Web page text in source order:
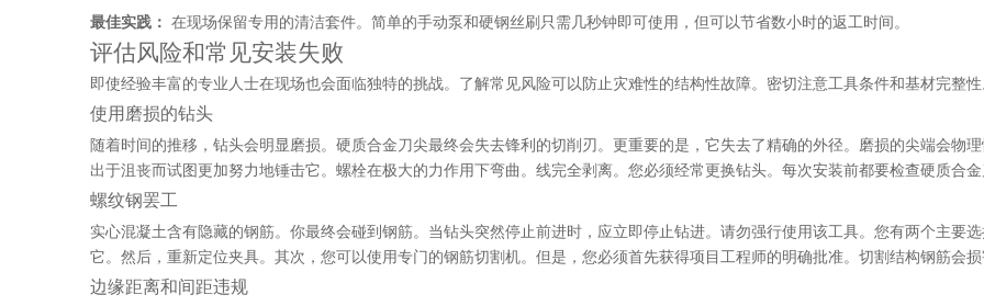
最佳实践： 在现场保留专用的清洁套件。简单的手动泵和硬钢丝刷只需几秒钟即可使用，但可以节省数小时的返工时间。
评估风险和常见安装失败
即使经验丰富的专业人士在现场也会面临独特的挑战。了解常见风险可以防止灾难性的结构性故障。密切注意工具条件和基材完整性
使用磨损的钻头
随着时间的推移，钻头会明显磨损。硬质合金刀尖最终会失去锋利的切削刃。更重要的是，它失去了精确的外径。磨损的尖端会物
出于沮丧而试图更加努力地锤击它。螺栓在极大的力作用下弯曲。线完全剥离。您必须经常更换钻头。每次安装前都要检查硬质合金
螺纹钢罢工
实心混凝土含有隐藏的钢筋。你最终会碰到钢筋。当钻头突然停止前进时，应立即停止钻进。请勿强行使用该工具。您有两个主要
它。然后，重新定位夹具。其次，您可以使用专门的钢筋切割机。但是，您必须首先获得项目工程师的明确批准。切割结构钢筋会损
边缘距离和间距违规